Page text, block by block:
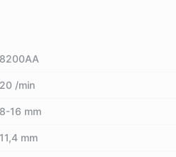
8200AA
20 /min
8-16 mm
11,4 mm